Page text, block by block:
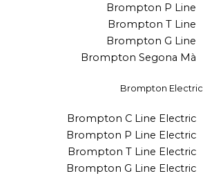
Brompton P Line
Brompton T Line
Brompton G Line
Brompton Segona Mà
Brompton Electric
Brompton C Line Electric
Brompton P Line Electric
Brompton T Line Electric
Brompton G Line Electric